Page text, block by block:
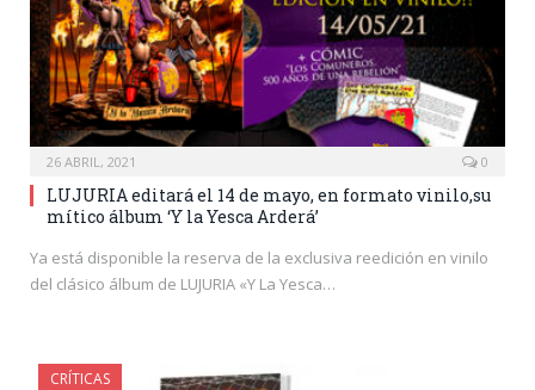
26 ABRIL, 2021 0
LUJURIA editará el 14 de mayo, en formato vinilo,su
mítico álbum ‘Y la Yesca Arderá’
Ya está disponible la reserva de la exclusiva reedición en vinilo
del clásico álbum de LUJURIA «Y La Yesca…
CRÍTICAS